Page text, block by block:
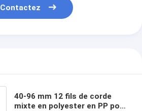
Contactez
40-96 mm 12 fils de corde
mixte en polyester en PP pour